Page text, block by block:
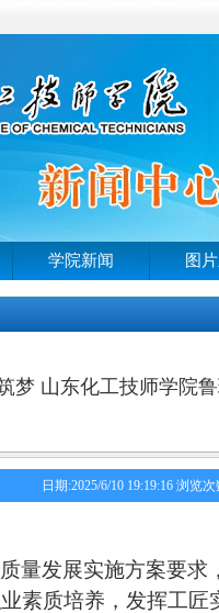
学院新闻 图
梦 山东化工技师学院
日期:2025/6/10 19:19:16 浏览次
量发展实施方案要求
素质培养，发挥工